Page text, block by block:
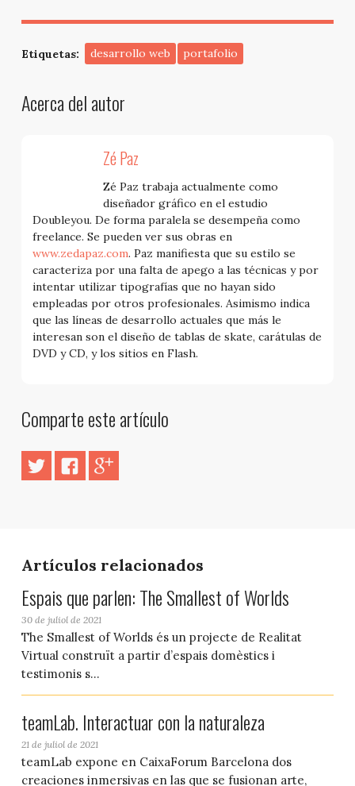
Etiquetas: desarrollo web portafolio
Acerca del autor
Zé Paz
Zé Paz trabaja actualmente como
diseñador gráfico en el estudio
Doubleyou. De forma paralela se desempeña como
freelance. Se pueden ver sus obras en
www.zedapaz.com. Paz manifiesta que su estilo se
caracteriza por una falta de apego a las técnicas y por
intentar utilizar tipografías que no hayan sido
empleadas por otros profesionales. Asimismo indica
que las líneas de desarrollo actuales que más le
interesan son el diseño de tablas de skate, carátulas de
DVD y CD, y los sitios en Flash.
Comparte este artículo
Artículos relacionados
Espais que parlen: The Smallest of Worlds
30 de juliol de 2021
The Smallest of Worlds és un projecte de Realitat
Virtual construït a partir d’espais domèstics i
testimonis s...
teamLab. Interactuar con la naturaleza
21 de juliol de 2021
teamLab expone en CaixaForum Barcelona dos
creaciones inmersivas en las que se fusionan arte,